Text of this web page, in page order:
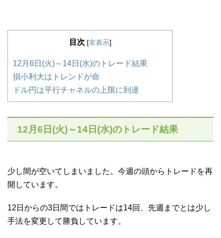
目次 [非表示]
12月6日(火)～14日(水)のトレード結果
損小利大はトレンドが命
ドル円は平行チャネルの上限に到達
12月6日(火)～14日(水)のトレード結果
少し間が空いてしまいました。今週の頭からトレードを再
開しています。
12日からの3日間ではトレードは14回、先週までとは少し
手法を変更して勝負しています。